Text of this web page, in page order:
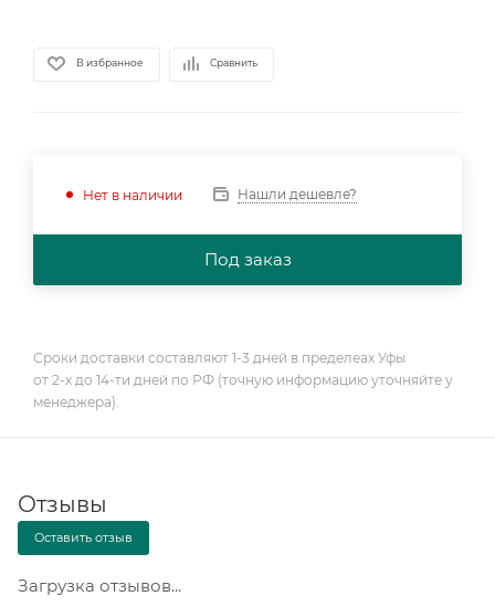
В избранное Сравнить
Нет в наличии Нашли дешевле?
Под заказ
Сроки доставки составляют 1-3 дней в пределеах Уфы
от 2-х до 14-ти дней по РФ (точную информацию уточняйте у
менеджера).
Отзывы
Оставить отзыв
Загрузка отзывов...